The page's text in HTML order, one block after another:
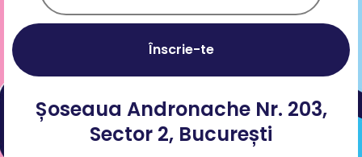
Înscrie-te
Șoseaua Andronache Nr. 203,
Sector 2, București